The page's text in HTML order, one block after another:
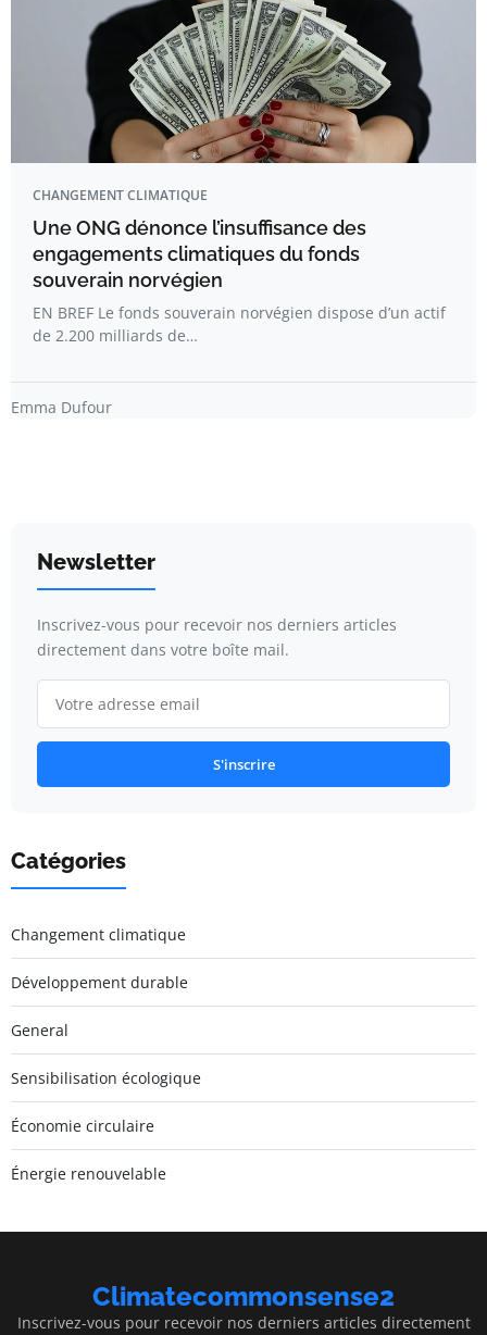
CHANGEMENT CLIMATIQUE
Une ONG dénonce l’insuffisance des
engagements climatiques du fonds
souverain norvégien
EN BREF Le fonds souverain norvégien dispose d’un actif
de 2.200 milliards de…
Emma Dufour
Newsletter
Inscrivez-vous pour recevoir nos derniers articles
directement dans votre boîte mail.
S'inscrire
Catégories
Changement climatique
Développement durable
General
Sensibilisation écologique
Économie circulaire
Énergie renouvelable
Climatecommonsense2
Inscrivez-vous pour recevoir nos derniers articles directement